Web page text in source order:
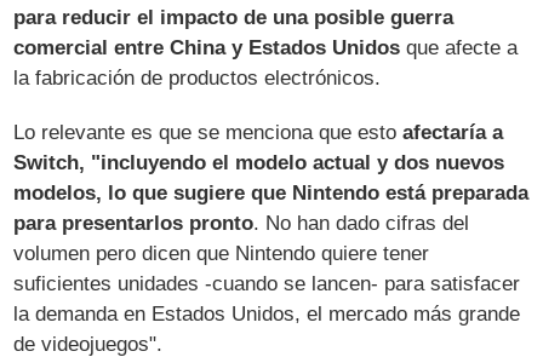
para reducir el impacto de una posible guerra
comercial entre China y Estados Unidos que afecte a
la fabricación de productos electrónicos.
Lo relevante es que se menciona que estoafectaría a
Switch, "incluyendo el modelo actual y dos nuevos
modelos, lo que sugiere que Nintendo está preparada
para presentarlos pronto. No han dado cifras del
volumen pero dicen que Nintendo quiere tener
suficientes unidades -cuando se lancen- para satisfacer
la demanda en Estados Unidos, el mercado más grande
de videojuegos".